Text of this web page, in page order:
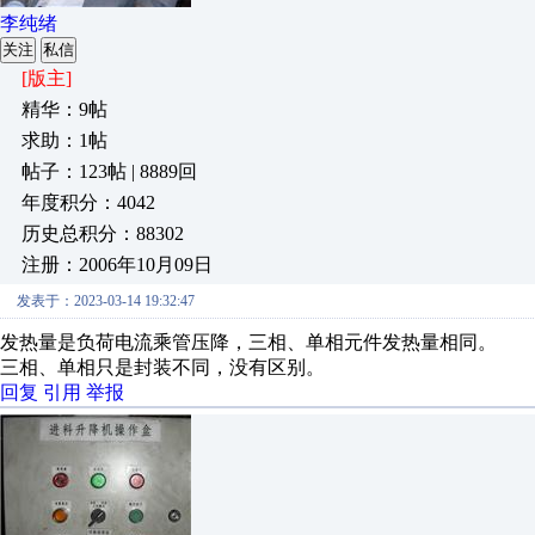
李纯绪
关注 私信
[版主]
精华：9帖
求助：1帖
帖子：123帖 | 8889回
年度积分：4042
历史总积分：88302
注册：2006年10月09日
发表于：2023-03-14 19:32:47
发热量是负荷电流乘管压降，三相、单相元件发热量相同。
三相、单相只是封装不同，没有区别。
回复 引用 举报